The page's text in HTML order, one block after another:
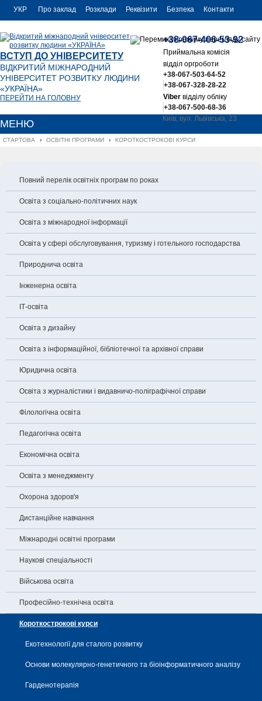
УКР
ENG
Про заклад Розклади Реквізити Безпека Контакти
ВСТУП ДО УНІВЕРСИТЕТУ
ВІДКРИТИЙ МІЖНАРОДНИЙ
УНІВЕРСИТЕТ РОЗВИТКУ ЛЮДИНИ
«УКРАЇНА»
ПЕРЕЙТИ НА ГОЛОВНУ
+38-067-406-53-92
Приймальна комісія
відділ оргроботи
+38-067-503-64-52
+38-067-328-28-22
Viberвідділу обліку
+38-067-500-68-36
Київ, вул. Львівська, 23
МЕНЮ
СТАРТОВА › ОСВІТНІ ПРОГРАМИ › КОРОТКОСТРОКОВІ КУРСИ
Повний перелік освітніх програм по роках
Освіта з соціально-політичних наук
Освіта з міжнародної інформації
Освіта у сфері обслуговування, туризму і готельного господарства
Природнича освіта
Інженерна освіта
ІТ-освіта
Освіта з дизайну
Освіта з інформаційної, бібліотечної та архівної справи
Юридична освіта
Освіта з журналістики і видавничо-поліграфічної справи
Філологічна освіта
Педагогічна освіта
Економічна освіта
Освіта з менеджменту
Охорона здоров'я
Дистанційне навчання
Міжнародні освітні програми
Наукові спеціальності
Військова освіта
Професійно-технічна освіта
Короткострокові курси
Екотехнології для сталого розвитку
Основи молекулярно-генетичного та біоінформатичного аналізу
Гарденотерапія